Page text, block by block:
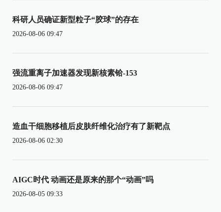
科研人员确证新型粒子“胶球”的存在
2026-08-06 09:47
强流重离子加速器发现新核素铪-153
2026-08-06 09:47
造血干细胞移植后皮肤纤维化治疗有了新靶点
2026-08-06 02:30
AIGC时代 动画还是原来的那个“动画”吗
2026-08-05 09:33